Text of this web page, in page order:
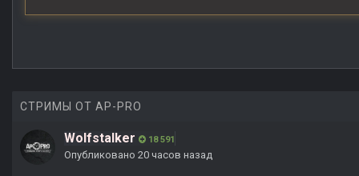
СТРИМЫ ОТ AP-PRO
Wolfstalker 18 591
Опубликовано 20 часов назад